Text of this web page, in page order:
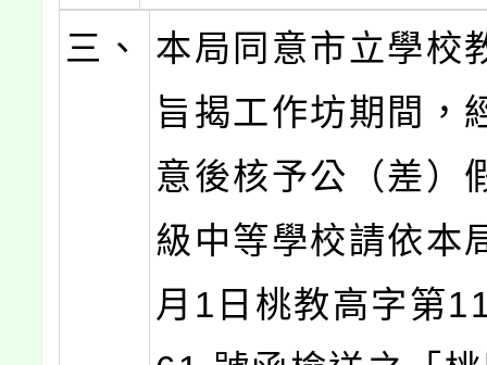
三、
本局同意市立學校
旨揭工作坊期間，
意後核予公（差）
級中等學校請依本
月1日桃教高字第